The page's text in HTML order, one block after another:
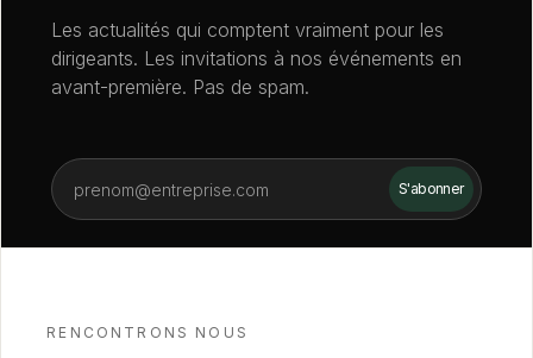
Les actualités qui comptent vraiment pour les
dirigeants. Les invitations à nos événements en
avant-première. Pas de spam.
RENCONTRONS NOUS